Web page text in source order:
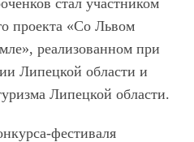
стал участником
проекта «Со Львом
реализованном при
Липецкой области и
Липецкой области.
фестиваля